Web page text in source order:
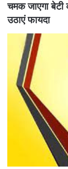
चमक जाएगा
उठाएं फायदा